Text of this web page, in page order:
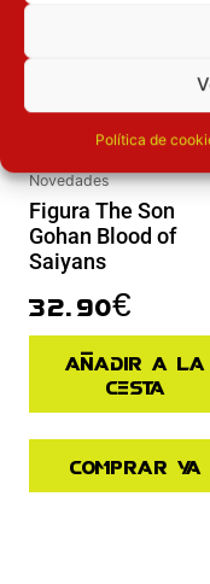
Política de
Novedades
Figura The Son
Gohan Blood of
Saiyans
32.90€
Añadir a la
cesta
Comprar ya